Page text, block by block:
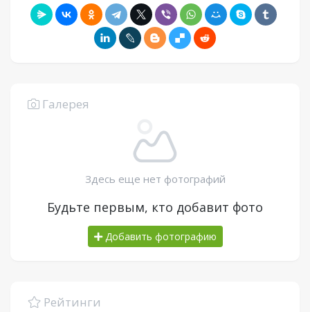
Галерея
Здесь еще нет фотографий
Будьте первым, кто добавит фото
Добавить фотографию
Рейтинги